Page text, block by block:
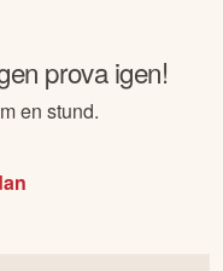
prova igen!
en stund.